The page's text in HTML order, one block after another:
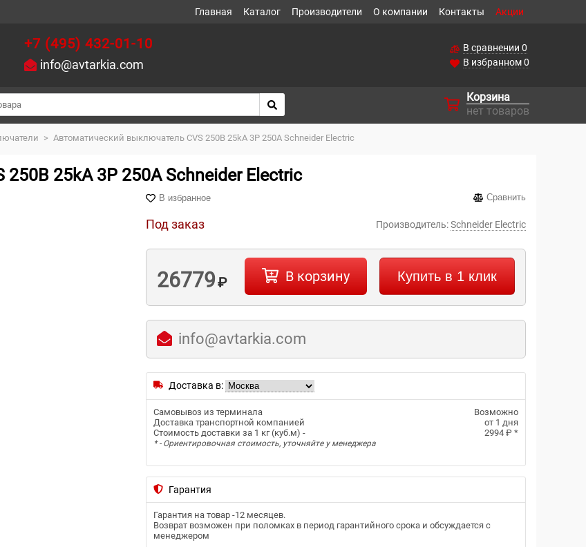
Главная Каталог Производители О компании Контакты Акции
+7 (495) 432-01-10
info@avtarkia.com
В сравнении 0
В избранном0
Корзина
нет товаров
> Автоматический выключатель CVS 250B 25kA 3P 250A Schneider Electric
25kA 3P 250A Schneider Electric
В избранное Сравнить
Под заказ Производитель:Schneider Electric
26779₽ В корзину Купить в 1 клик
info@avtarkia.com
Доставка в:
Самовывоз из терминала
Возможно
Доставка транспортной компанией
от 1 дня
Стоимость доставки за 1 кг (куб.м) -
2994 ₽ *
* - Ориентировочная стоимость, уточняйте у менеджера
Гарантия
Гарантия на товар -12 месяцев.
Возврат возможен при поломках в период гарантийного срока и обсуждается с
менеджером